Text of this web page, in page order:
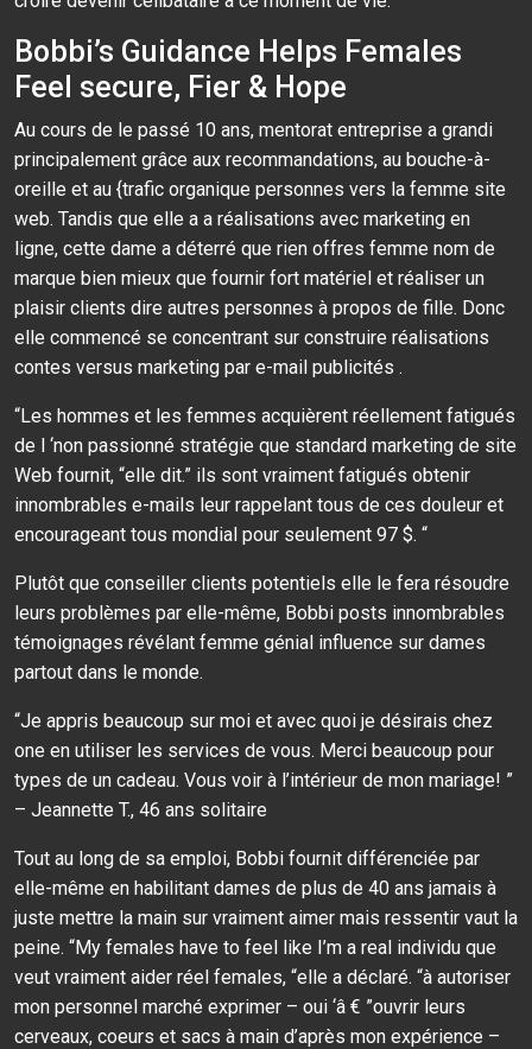
Bobbi’s Guidance Helps Females
Feel secure, Fier & Hope
Au cours de le passé 10 ans, mentorat entreprise a grandi
principalement grâce aux recommandations, au bouche-à-
oreille et au {trafic organique personnes vers la femme site
web. Tandis que elle a a réalisations avec marketing en
ligne, cette dame a déterré que rien offres femme nom de
marque bien mieux que fournir fort matériel et réaliser un
plaisir clients dire autres personnes à propos de fille. Donc
elle commencé se concentrant sur construire réalisations
contes versus marketing par e-mail publicités .
“Les hommes et les femmes acquièrent réellement fatigués
de l ‘non passionné stratégie que standard marketing de site
Web fournit, “elle dit.” ils sont vraiment fatigués obtenir
innombrables e-mails leur rappelant tous de ces douleur et
encourageant tous mondial pour seulement 97 $. “
Plutôt que conseiller clients potentiels elle le fera résoudre
leurs problèmes par elle-même, Bobbi posts innombrables
témoignages révélant femme génial influence sur dames
partout dans le monde.
“Je appris beaucoup sur moi et avec quoi je désirais chez
one en utiliser les services de vous. Merci beaucoup pour
types de un cadeau. Vous voir à l’intérieur de mon mariage! ”
– Jeannette T., 46 ans solitaire
Tout au long de sa emploi, Bobbi fournit différenciée par
elle-même en habilitant dames de plus de 40 ans jamais à
juste mettre la main sur vraiment aimer mais ressentir vaut la
peine. “My females have to feel like I’m a real individu que
veut vraiment aider réel females, “elle a déclaré. “à autoriser
mon personnel marché exprimer – oui ‘â € ”ouvrir leurs
cerveaux, coeurs et sacs à main d’après mon expérience –